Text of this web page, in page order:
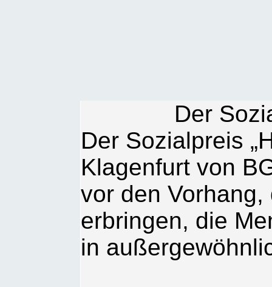
Der
Der Sozialpreis
Klagenfurt von
vor den
erbringen, die
in